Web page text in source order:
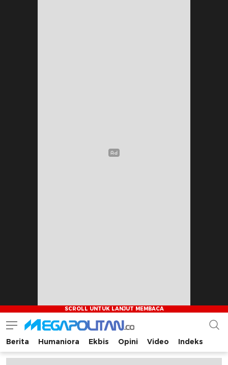
Megapolitan.co
Menyajikan berita-berita fakta bagi pembaca
Berita Humaniora Ekbis Opini Video Indeks